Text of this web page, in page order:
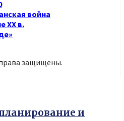
война
XX в.
права защищены.
и